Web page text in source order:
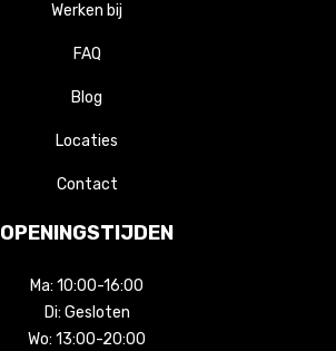
Werken bij
FAQ
Blog
Locaties
Contact
OPENINGSTIJDEN
Ma: 10:00-16:00
Di: Gesloten
Wo: 13:00-20:00